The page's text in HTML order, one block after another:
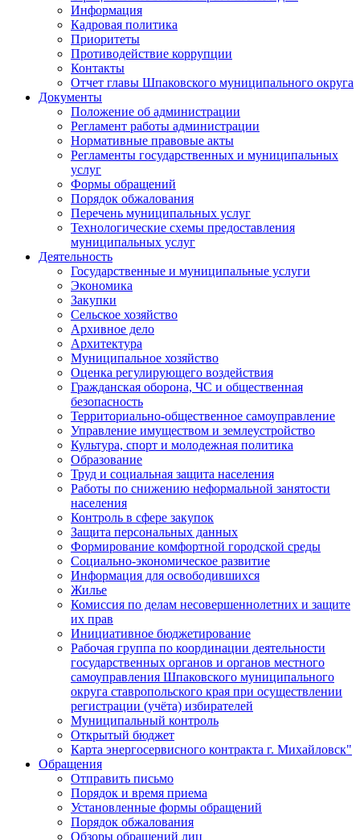
Информация
Кадровая политика
Приоритеты
Противодействие коррупции
Контакты
Отчет главы Шпаковского муниципального округа
Документы
Положение об администрации
Регламент работы администрации
Нормативные правовые акты
Регламенты государственных и муниципальных
услуг
Формы обращений
Порядок обжалования
Перечень муниципальных услуг
Технологические схемы предоставления
муниципальных услуг
Деятельность
Государственные и муниципальные услуги
Экономика
Закупки
Сельское хозяйство
Архивное дело
Архитектура
Муниципальное хозяйство
Оценка регулирующего воздействия
Гражданская оборона, ЧС и общественная
безопасность
Территориально-общественное самоуправление
Управление имуществом и землеустройство
Культура, спорт и молодежная политика
Образование
Труд и социальная защита населения
Работы по снижению неформальной занятости
населения
Контроль в сфере закупок
Защита персональных данных
Формирование комфортной городской среды
Социально-экономическое развитие
Информация для освободившихся
Жилье
Комиссия по делам несовершеннолетних и защите
их прав
Инициативное бюджетирование
Рабочая группа по координации деятельности
государственных органов и органов местного
самоуправления Шпаковского муниципального
округа ставропольского края при осуществлении
регистрации (учёта) избирателей
Муниципальный контроль
Открытый бюджет
Карта энергосервисного контракта г. Михайловск"
Обращения
Отправить письмо
Порядок и время приема
Установленные формы обращений
Порядок обжалования
Обзоры обращений лиц